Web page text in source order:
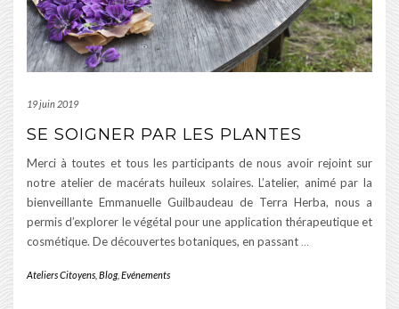
19 juin 2019
SE SOIGNER PAR LES PLANTES
Merci à toutes et tous les participants de nous avoir rejoint sur
notre atelier de macérats huileux solaires. L’atelier, animé par la
bienveillante Emmanuelle Guilbaudeau de Terra Herba, nous a
permis d’explorer le végétal pour une application thérapeutique et
cosmétique. De découvertes botaniques, en passant …
Ateliers Citoyens Blog, Evénements